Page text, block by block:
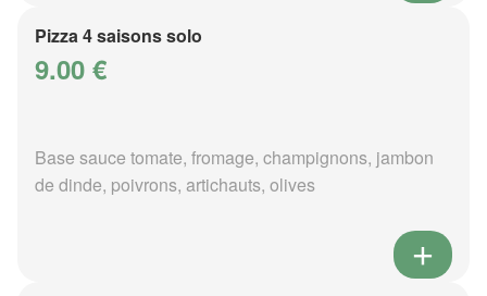
Pizza 4 saisons solo
9.00 €
Base sauce tomate, fromage, champignons, jambon
de dinde, poivrons, artichauts, olives